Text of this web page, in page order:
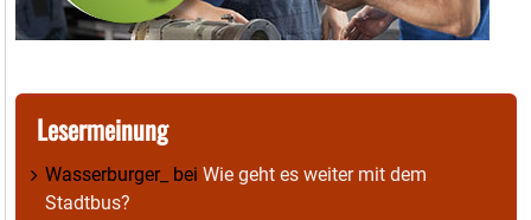
Lesermeinung
Wasserburger_ bei Wie geht es weiter mit dem
Stadtbus?